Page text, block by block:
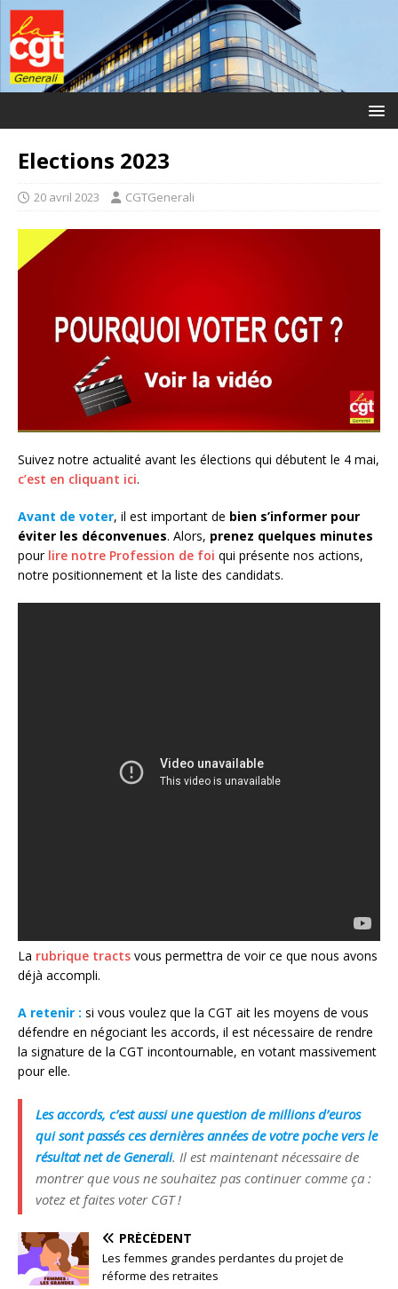
Elections 2023
20 avril 2023 CGTGenerali
Suivez notre actualité avant les élections qui débutent le 4 mai,
c’est en cliquant ici.
Avant de voter, il est important de bien s’informer pour
éviter les déconvenues. Alors, prenez quelques minutes
pour lire notre Profession de foi qui présente nos actions,
notre positionnement et la liste des candidats.
La rubrique tracts vous permettra de voir ce que nous avons
déjà accompli.
A retenir : si vous voulez que la CGT ait les moyens de vous
défendre en négociant les accords, il est nécessaire de rendre
la signature de la CGT incontournable, en votant massivement
pour elle.
Les accords, c’est aussi une question de millions d’euros
qui sont passés ces dernières années de votre poche vers le
résultat net de Generali. Il est maintenant nécessaire de
montrer que vous ne souhaitez pas continuer comme ça :
votez et faites voter CGT !
PRÉCÉDENT
Les femmes grandes perdantes du projet de
réforme des retraites